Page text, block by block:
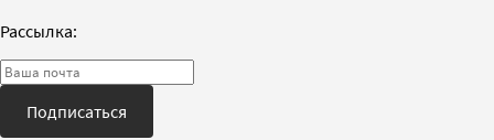
Рассылка:
Подписаться